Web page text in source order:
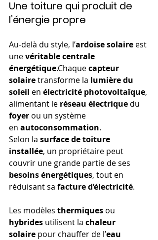
Une toiture qui produit de
l’énergie propre
Au-delà du style, l’ardoise solaire est
une véritable centrale
énergétique.Chaque capteur
solaire transforme la lumière du
soleil en électricité photovoltaïque,
alimentant le réseau électrique du
foyer ou un système
en autoconsommation.
Selon la surface de toiture
installée, un propriétaire peut
couvrir une grande partie de ses
besoins énergétiques, tout en
réduisant sa facture d’électricité.
Les modèles thermiques ou
hybrides utilisent la chaleur
solaire pour chauffer de l’eau